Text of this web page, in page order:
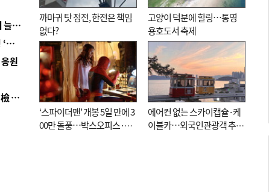
■ 경남 농정 비전 ‘잘 사는 농촌’…스마트팜 1000㏊까지 늘린다
■ 교육혁신선도지 공모 코앞인데…구·군 난색에 교육청 ‘쩔쩔’
원
■ 검사 신분 버리고 직급하향(10년 이하 저연차 검사)…檢 중수청행 기피
까마귀 탓 정전, 한전은 책임
없다?
고양이 덕분에 힐링…통영
용호도서 축제
‘스파이더맨’ 개봉 5일 만에 3
00만 돌풍…박스오피스·예
에어컨 없는 스카이캡슐·케
이블카…외국인관광객 추억